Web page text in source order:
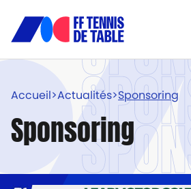
Accueil>Actualités>Sponsoring
Sponsoring